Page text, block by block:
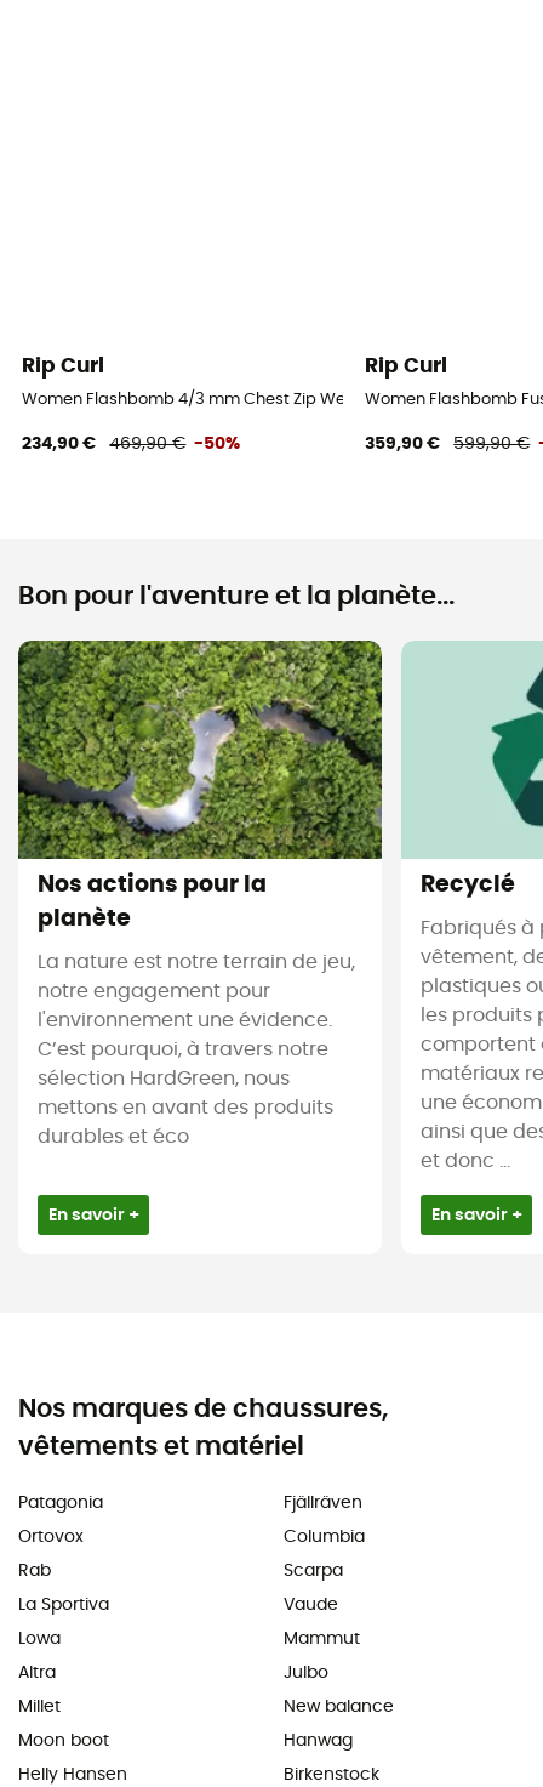
Rip Curl
Women Flashbomb 4/3 mm Chest Zip Wetsuit - Combinaison de
234,90 € 469,90 € -50%
Rip Curl
Women Flashbomb
359,90 € 599,90 €
Bon pour l'aventure et la planète...
Nos actions pour la
planète
La nature est notre terrain de jeu,
notre engagement pour
l'environnement une évidence.
C’est pourquoi, à travers notre
sélection HardGreen, nous
mettons en avant des produits
durables et éco
En savoir +
Recyclé
Fabriqués à
vêtement,
plastiques
les produits
comportent
matériaux
une
ainsi que
et donc ...
En savoir +
Nos marques de chaussures,
vêtements et matériel
Patagonia
Ortovox
Rab
La Sportiva
Lowa
Altra
Millet
Moon boot
Helly Hansen
Fjällräven
Columbia
Scarpa
Vaude
Mammut
Julbo
New balance
Hanwag
Birkenstock